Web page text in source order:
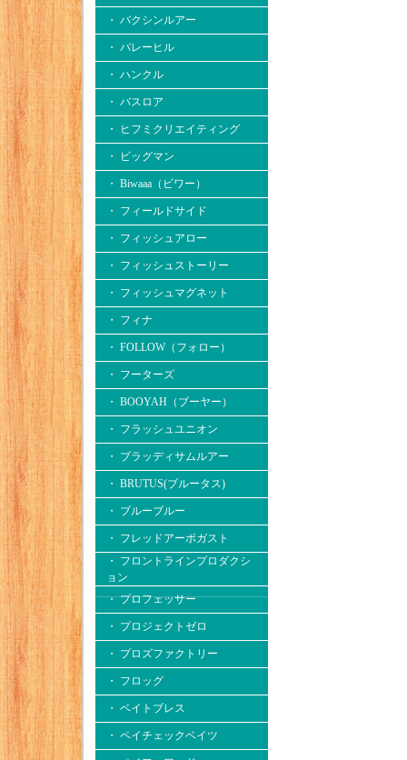
・ バクシンルアー
・ バレーヒル
・ ハンクル
・ バスロア
・ ヒフミクリエイティング
・ ビッグマン
・ Biwaaa（ビワー）
・ フィールドサイド
・ フィッシュアロー
・ フィッシュストーリー
・ フィッシュマグネット
・ フィナ
・ FOLLOW（フォロー）
・ フーターズ
・ BOOYAH（ブーヤー）
・ フラッシュユニオン
・ ブラッディサムルアー
・ BRUTUS(ブルータス)
・ ブルーブルー
・ フレッドアーボガスト
・ フロントラインプロダクシ
ョン
・ プロフェッサー
・ プロジェクトゼロ
・ プロズファクトリー
・ フロッグ
・ ベイトブレス
・ ペイチェックベイツ